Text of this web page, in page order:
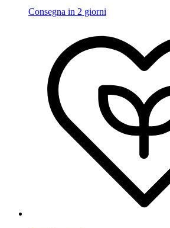
Consegna in 2 giorni